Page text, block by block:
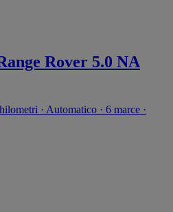
Rover 5.0 NA
· Automatico · 6 marce ·